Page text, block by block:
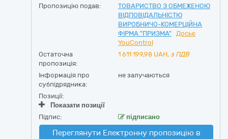
Пропозицію подав:
ТОВАРИСТВО З ОБМЕЖЕНОЮ
ВІДПОВІДАЛЬНІСТЮ
ВИРОБНИЧО-КОМЕРЦІЙНА
ФІРМА "ПРИЗМА"
Досьє
YouControl
Остаточна
пропозиція:
1 611 199,98 UAH, з ПДВ
Інформація про
субпідрядника:
не залучаються
Позиції:
Показати позиції
Підпис:
підписано
Переглянути Електронну пропозицію в